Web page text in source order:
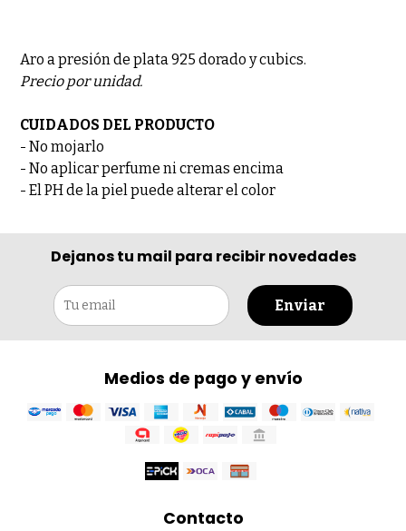
Aro a presión de plata 925 dorado y cubics.
Precio por unidad.
CUIDADOS DEL PRODUCTO
- No mojarlo
- No aplicar perfume ni cremas encima
- El PH de la piel puede alterar el color
Dejanos tu mail para recibir novedades
Enviar
Medios de pago y envío
Contacto